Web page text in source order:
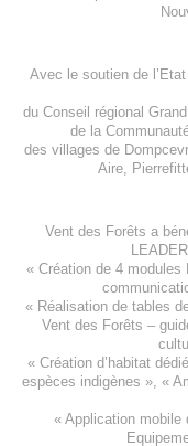
Avec le soutien de l’
du Conseil régional
de la
des villages de
Aire,
Vent des Forêts a
« Création de 4
« Réalisation de tables
Vent des Forêts –
« Création d’habitat
espèces indigènes », «
« Application mobile